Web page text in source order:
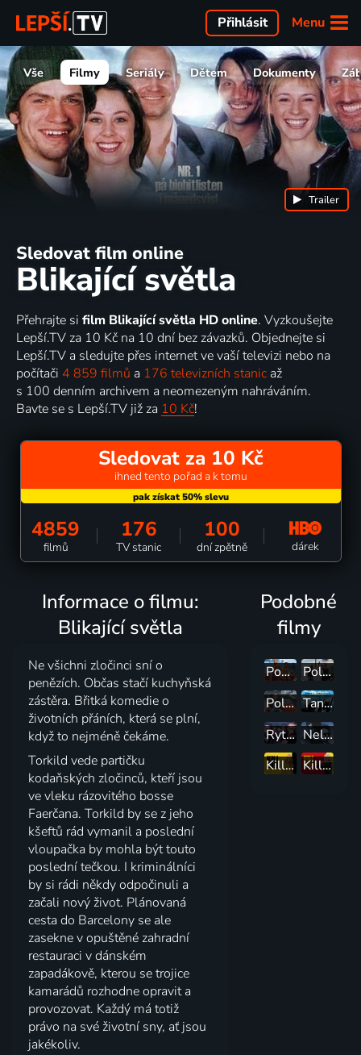
Menu
Přihlásit
Vše Filmy Seriály Dětem Dokumenty
Sledovat film online
Blikající světla
Trailer
Přehrajte si film Blikající světla HD online. Vyzkoušejte
Lepší.TV za 10 Kč na 10 dní bez závazků. Objednejte si
Lepší.TV a sledujte přes internet ve vaší televizi nebo na
počítači 4 859 filmů a 176 televizních stanic až
s 100 denním archivem a neomezeným nahráváním.
Bavte se s Lepší.TV již za 10 Kč!
Sledovat za 10 Kč
ihned tento pořad a k tomu
4859
filmů
176
TV stanic
100
dní zpětně dárek
Informace o filmu:
Blikající světla
Ne všichni zločinci sní o
penězích. Občas stačí kuchyňská
zástěra. Břitká komedie o
životních přáních, která se plní,
když to nejméně čekáme.
Torkild vede partičku
kodaňských zločinců, kteří jsou
ve vleku rázovitého bosse
Faerčana. Torkild by se z jeho
kšeftů rád vymanil a poslední
vloupačka by mohla být touto
poslední tečkou. I kriminálníci
by si rádi někdy odpočinuli a
začali nový život. Plánovaná
cesta do Barcelony se ale
zasekne v opuštěné zahradní
restauraci v dánském
zapadákově, kterou se trojice
kamarádů rozhodne opravit a
provozovat. Každý má totiž
právo na své životní sny, ať jsou
jakékoliv.
Podobné
filmy
Pobřežní hlídka
Policajt v Beverly Hills II
Policajt v Beverly Hills I
Tanec v temnotách
Rytíři spravedlnosti
Nelítostný souboj
Kill Bill
Kill Bill 2